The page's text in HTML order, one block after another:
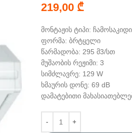
219,00 ₾
მონტაჟის ტიპი: ჩამოსაკიდი
ფორმა: ბრტყელი
წარმადობა: 295 მ3/სთ
მუშაობის რეჟიმი: 3
სიმძლავრე: 129 W
ხმაურის დონე: 69 dB
დამატებითი